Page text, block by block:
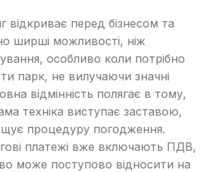
відкриває перед бізнесом та
ширші можливості, ніж
особливо коли потрібно
парк, не вилучаючи значні
відмінність полягає в тому,
техніка виступає заставою,
процедуру погодження.
платежі вже включають ПДВ,
може поступово відносити на